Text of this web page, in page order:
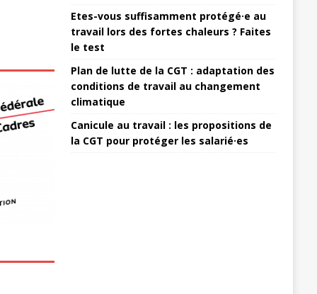
Etes-vous suffisamment protégé·e au
travail lors des fortes chaleurs ? Faites
le test
Plan de lutte de la CGT : adaptation des
conditions de travail au changement
climatique
Canicule au travail : les propositions de
la CGT pour protéger les salarié·es